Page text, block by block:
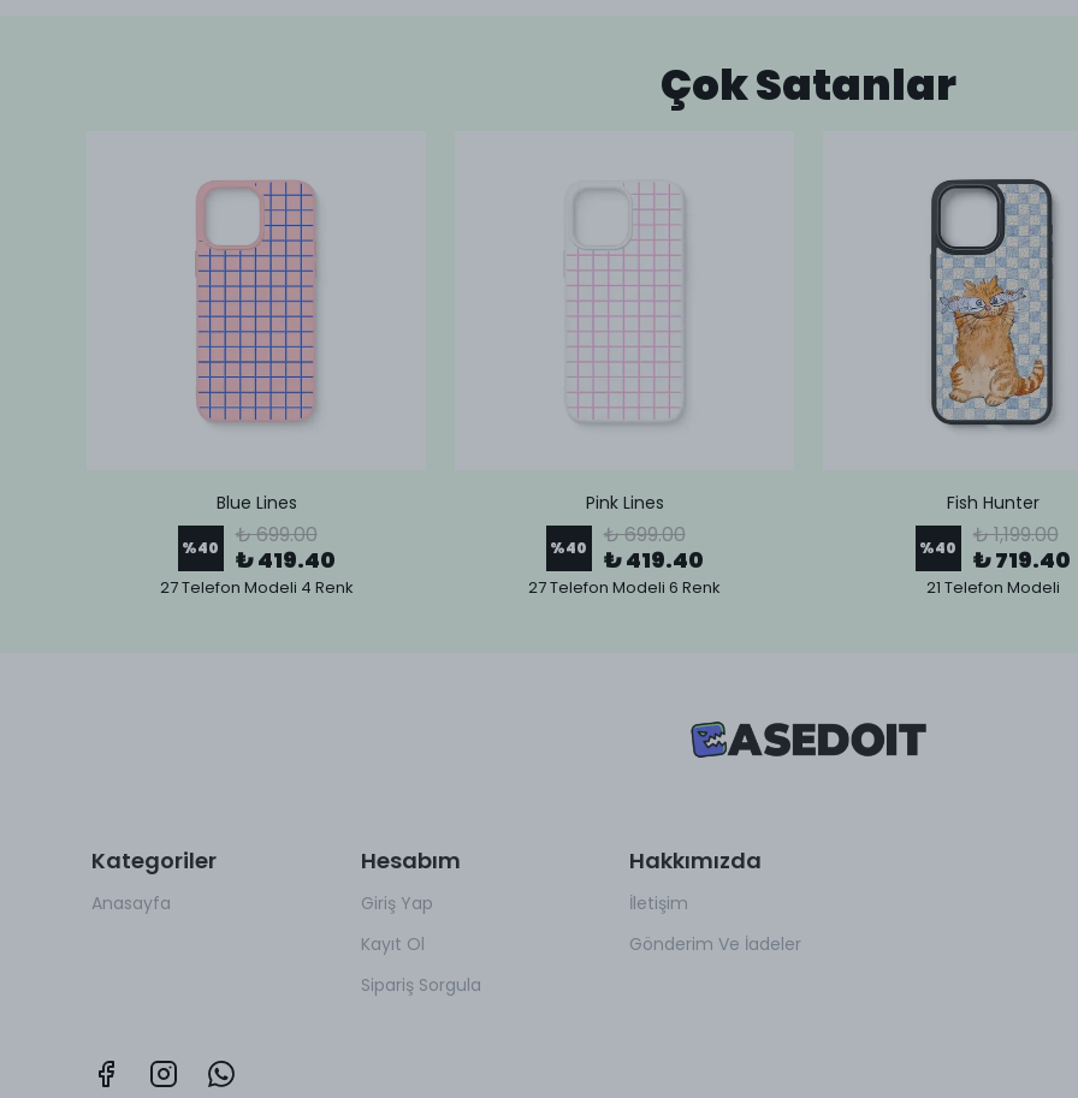
Çok Satanlar
Blue Lines
%40 ₺ 699.00
₺ 419.40
27 Telefon Modeli 4 Renk
Pink Lines
%40 ₺ 699.00
₺ 419.40
27 Telefon Modeli 6 Renk
Fish Hunter
%40 ₺ 1,199.00
₺ 719.40
21 Telefon Modeli
Kategoriler
Anasayfa
Hesabım
Giriş Yap
Kayıt Ol
Sipariş Sorgula
Hakkımızda
İletişim
Gönderim Ve İadeler